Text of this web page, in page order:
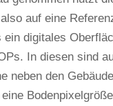
auf eine
ein digitales
In diesen sind
neben den